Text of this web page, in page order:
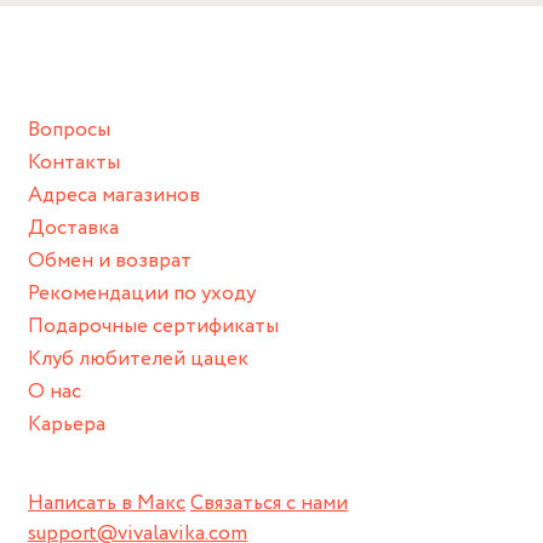
Снимайте ваше украшение перед купанием (и в море, и в
спортивный инвентарь).
Храните изделие в сухом месте.
Для надежного хранения мы доставляем все изделия в
нашей фирменной коробке или упаковке бренда.
Пожалуйста, используйте эту упаковку для хранения,
пока не носите украшение на себе.
Написать в МаксСвязаться с нами
support@vivalavika.com
Вопросы
Контакты
Адреса магазинов
Доставка
Обмен и возврат
Рекомендации по уходу
Подарочные сертификаты
Клуб любителей цацек
О нас
Карьера